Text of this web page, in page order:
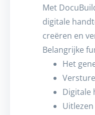
Met
digitale
creëren en
Belangrijke
Het
Digitale